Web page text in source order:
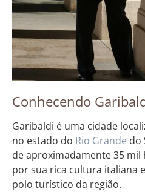
Conhecendo
Garibaldi é uma cidade
no estado do Rio Grande do
de aproximadamente 35 mil
por sua rica cultura italiana
polo turístico da região.